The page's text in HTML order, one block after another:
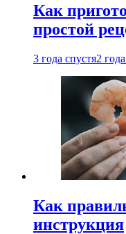
Как
простой
3 года спустя2
Как
инструкция